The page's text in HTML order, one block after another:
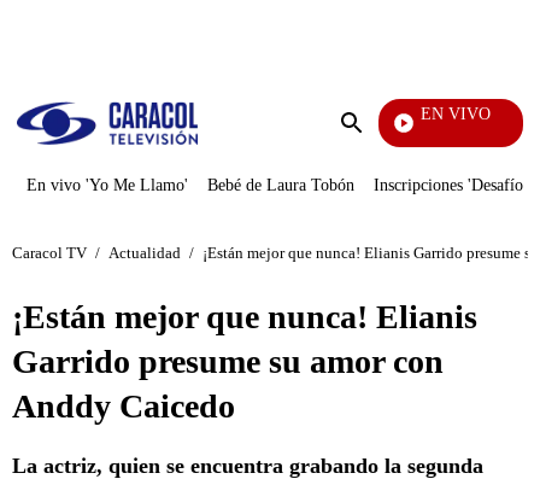
Enviar
EN VIVO
En vivo 'Yo Me Llamo' Bebé de Laura Tobón Inscripciones 'Desafío'
Caracol TV / Actualidad / ¡Están mejor que nunca! Elianis Garrido presume
¡Están mejor que nunca! Elianis
Garrido presume su amor con
Anddy Caicedo
La actriz, quien se encuentra grabando la segunda